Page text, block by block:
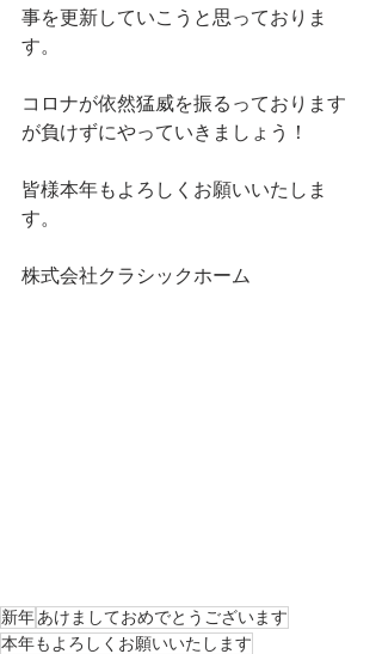
事を更新していこうと思っておりま
す。
コロナが依然猛威を振るっております
が負けずにやっていきましょう！
皆様本年もよろしくお願いいたしま
す。
株式会社クラシックホーム
新年あけましておめでとうございます
本年もよろしくお願いいたします